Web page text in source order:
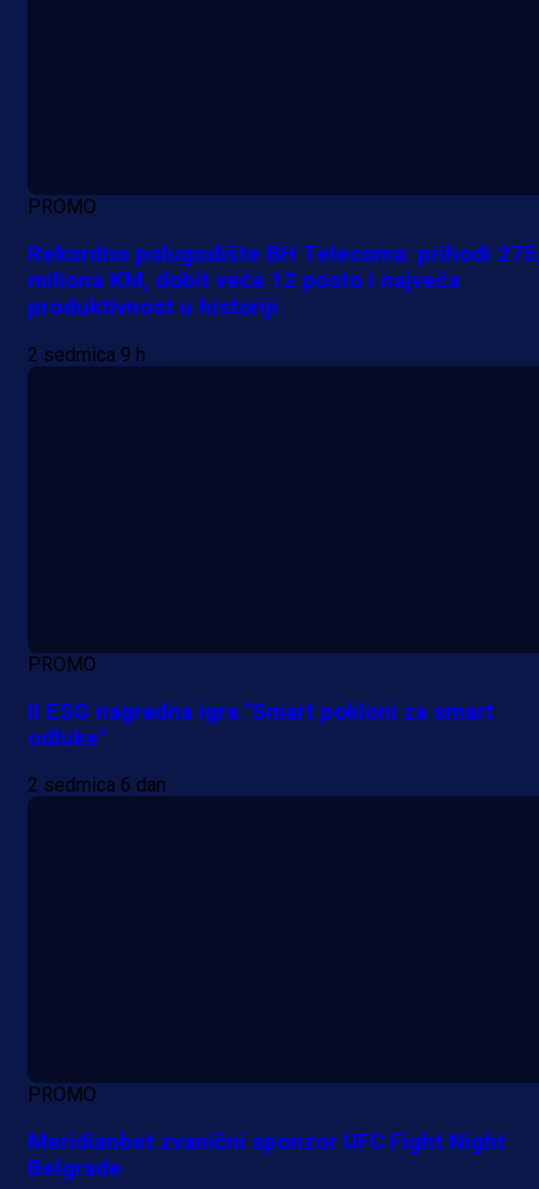
PROMO
Rekordno polugodište BH Telecoma: prihodi
miliona KM, dobit veća 12 posto i najveća
produktivnost u historiji
2 sedmica 9 h
PROMO
II ESG nagradna igra "Smart pokloni za smart
odluke"
2 sedmica 6 dan
PROMO
Meridianbet zvanični sponzor UFC Fight Night
Belgrade